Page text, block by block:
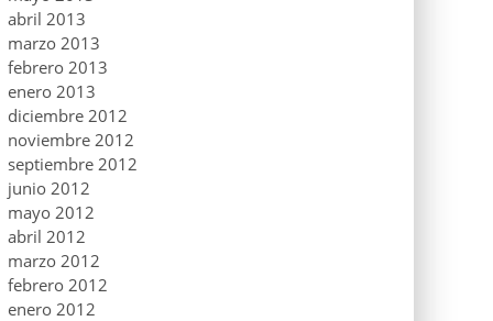
abril 2013
marzo 2013
febrero 2013
enero 2013
diciembre 2012
noviembre 2012
septiembre 2012
junio 2012
mayo 2012
abril 2012
marzo 2012
febrero 2012
enero 2012